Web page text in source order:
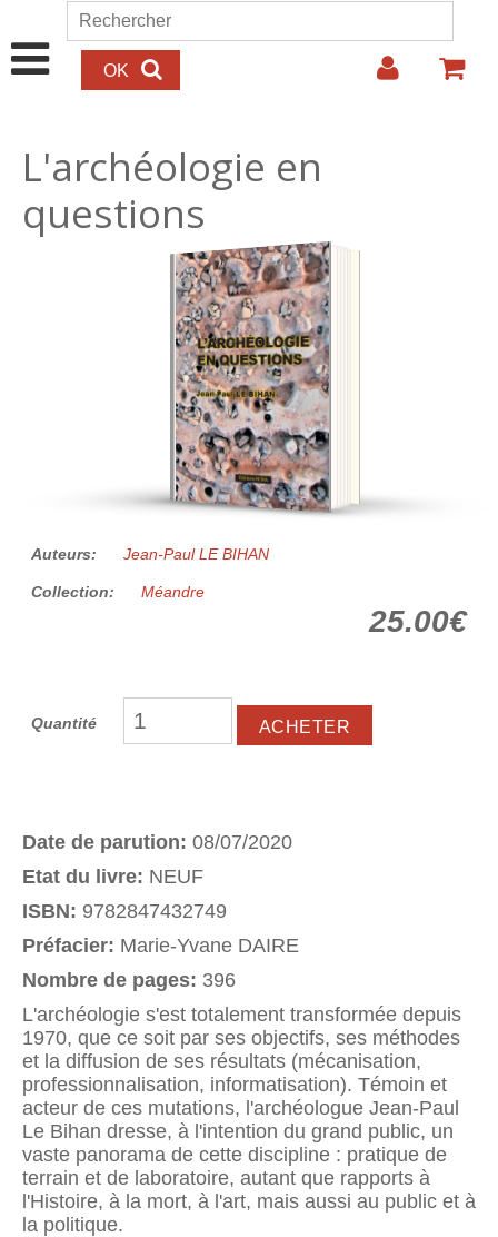
Aller au contenu principal
Formulaire de recherche
Rechercher
L'archéologie en
questions
25.00€
Auteurs: Jean-Paul LE BIHAN
Collection: Méandre
25.00€
Quantité
Date de parution: 08/07/2020
Etat du livre: NEUF
ISBN: 9782847432749
Préfacier: Marie-Yvane DAIRE
Nombre de pages: 396
L'archéologie s'est totalement transformée depuis
1970, que ce soit par ses objectifs, ses méthodes
et la diffusion de ses résultats (mécanisation,
professionnalisation, informatisation). Témoin et
acteur de ces mutations, l'archéologue Jean-Paul
Le Bihan dresse, à l'intention du grand public, un
vaste panorama de cette discipline : pratique de
terrain et de laboratoire, autant que rapports à
l'Histoire, à la mort, à l'art, mais aussi au public et à
la politique.